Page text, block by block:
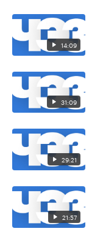
14:09
31:09
29:21
21:57